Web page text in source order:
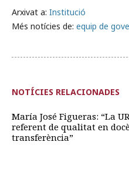
Arxivat a: Institució
Més notícies de: equip de
NOTÍCIES RELACIONADES
María José Figueras: “La
referent de qualitat en
transferència”